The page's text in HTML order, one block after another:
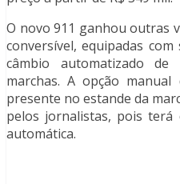
O novo 911 ganhou outras
conversível, equipadas
câmbio automatizado
marchas. A opção manual
presente no estande da
pelos jornalistas, pois
automática.